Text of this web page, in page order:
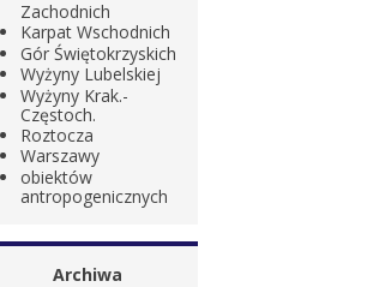
Zachodnich
Karpat Wschodnich
Gór Świętokrzyskich
Wyżyny Lubelskiej
Wyżyny Krak.-
Częstoch.
Roztocza
Warszawy
obiektów
antropogenicznych
Archiwa